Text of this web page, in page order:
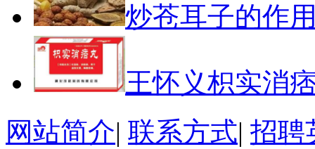
炒苍耳子的作
王怀义枳实消
网站简介| 联系方式| 招聘